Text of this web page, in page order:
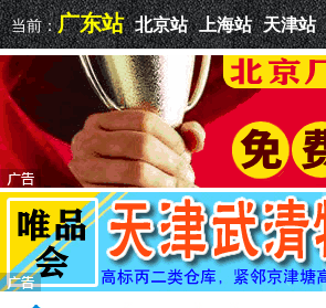
当前：广东站 北京站 上海站 天津站